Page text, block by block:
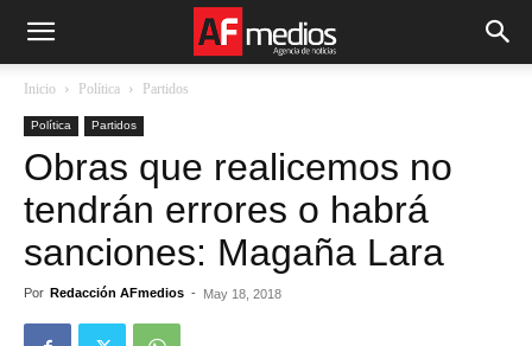
Inicio Política Partidos
Política Partidos
Obras que realicemos no
tendrán errores o habrá
sanciones: Magaña Lara
Por Redacción AFmedios - May 18, 2018